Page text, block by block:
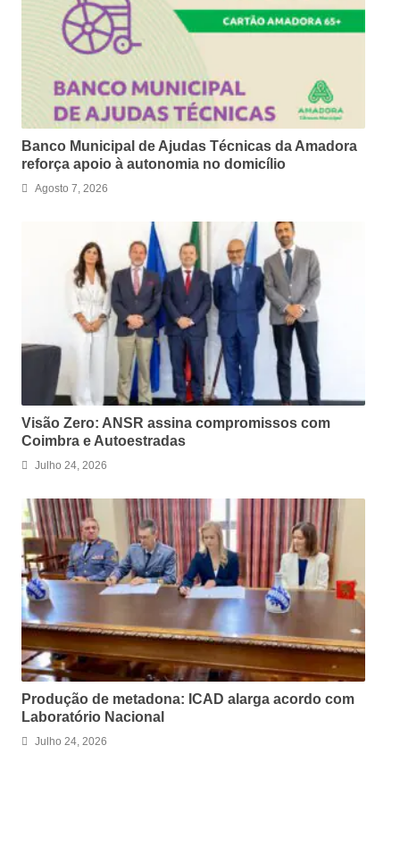
Banco Municipal de Ajudas Técnicas da Amadora
reforça apoio à autonomia no domicílio
Agosto 7, 2026
Visão Zero: ANSR assina compromissos com
Coimbra e Autoestradas
Julho 24, 2026
Produção de metadona: ICAD alarga acordo com
Laboratório Nacional
Julho 24, 2026